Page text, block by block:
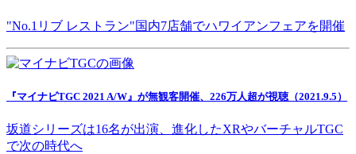
"No.1リブ レストラン"国内7店舗でハワイアンフェアを開催
『マイナビTGC 2021 A/W』が無観客開催、226万人超が視聴（2021.9.5）
坂道シリーズは16名が出演、進化したXRやバーチャルTGC
で次の時代へ